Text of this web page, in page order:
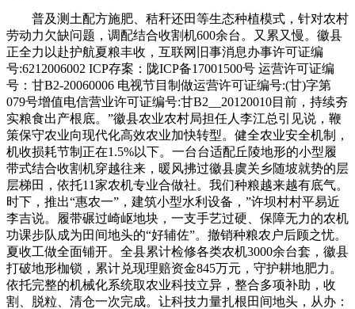
普及测土配方施肥、秸秆还田等生态种植模式，针对农村
劳动力欠缺问题，调配结合收割机600余台。又累又慢。徽县
正全力以赴护航夏粮丰收，互联网旧事消息办事许可证编
号:6212006002 ICP存案：陇ICP备17001500号 运营许可证编
号：甘B2-20060006 电视节目制做运营许可证编号:(甘)字第
079号增值电信营业许可证编号:甘B2__20120010目前，持续夯
实粮食出产根底。”徽县农业农村局担任人李江总引见说，鞭
策保守农业向现代化高效农业加快转型。健全农业安全机制，
机收损耗节制正在1.5%以下。一台台适配丘陵地形的小型履
带式结合收割机穿越往来，暖风拂过徽县虞关乡随坡就势的层
层梯田，依托11家农机专业合做社。我们种粮越来越有底气。
时下，推出“惠农一”，建筑小型水利设备，”许坝村村平易近
李吉说。履带碾过崎岖地块，一支手艺过硬、保障无力的农机
功课步队成为田间地头的“好辅佐”。撤销种粮农户后顾之忧。
夏收工做全面铺开。全县累计检修各类农机3000余台套，徽县
打破地形枷锁，累计兑现理赔资金845万元，守护耕地肥力。
依托完整的机械化系统取农业科技立异，整合多项补助，收
割、脱粒、清仓一次完成。让科技力量扎根田间地头，从办：